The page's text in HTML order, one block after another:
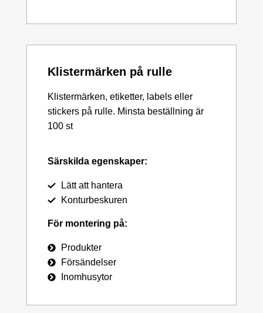
Klistermärken på rulle
Klistermärken, etiketter, labels eller
stickers på rulle. Minsta beställning är
100 st
Särskilda egenskaper:
Lätt att hantera
Konturbeskuren
För montering på:
Produkter
Försändelser
Inomhusytor